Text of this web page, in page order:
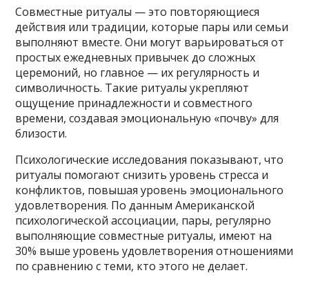
Совместные ритуалы — это повторяющиеся
действия или традиции, которые пары или семьи
выполняют вместе. Они могут варьироваться от
простых ежедневных привычек до сложных
церемоний, но главное — их регулярность и
символичность. Такие ритуалы укрепляют
ощущение принадлежности и совместного
времени, создавая эмоциональную «почву» для
близости.
Психологические исследования показывают, что
ритуалы помогают снизить уровень стресса и
конфликтов, повышая уровень эмоционального
удовлетворения. По данным Американской
психологической ассоциации, пары, регулярно
выполняющие совместные ритуалы, имеют на
30% выше уровень удовлетворения отношениями
по сравнению с теми, кто этого не делает.